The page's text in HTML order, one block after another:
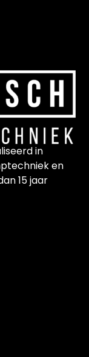
in
en
15 jaar